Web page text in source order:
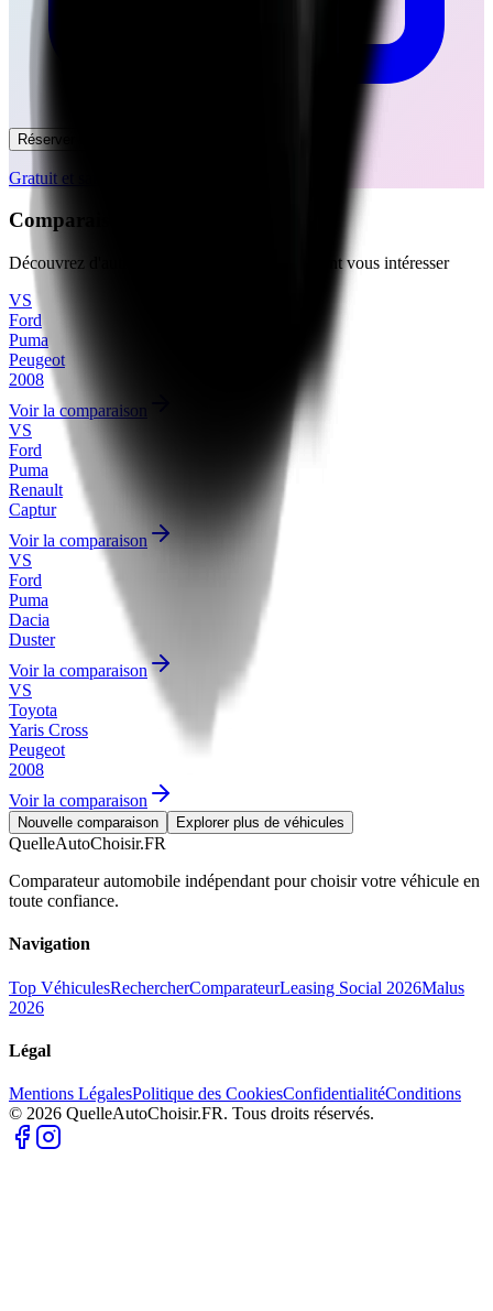
Réserver un essai
Gratuit et sans engagement
Comparaisons Similaires
Découvrez d'autres comparaisons qui pourraient vous intéresser
VS
Ford
Puma
Peugeot
2008
Voir la comparaison
VS
Ford
Puma
Renault
Captur
Voir la comparaison
VS
Ford
Puma
Dacia
Duster
Voir la comparaison
VS
Toyota
Yaris Cross
Peugeot
2008
Voir la comparaison
Nouvelle comparaison Explorer plus de véhicules
QuelleAutoChoisir.FR
Comparateur automobile indépendant pour choisir votre véhicule en
toute confiance.
Navigation
Top VéhiculesRechercherComparateurLeasing Social 2026Malus
2026
Légal
Mentions LégalesPolitique des CookiesConfidentialitéConditions
© 2026 QuelleAutoChoisir.FR. Tous droits réservés.